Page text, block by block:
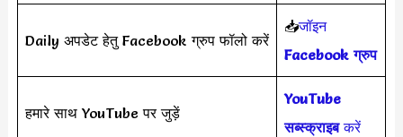
Daily अपडेट हेतु Facebook ग्रुप फॉलो करें
📥जॉइन
Facebook ग्रुप
हमारे साथ YouTube पर जुड़ें
YouTube
सब्स्क्राइबकरें